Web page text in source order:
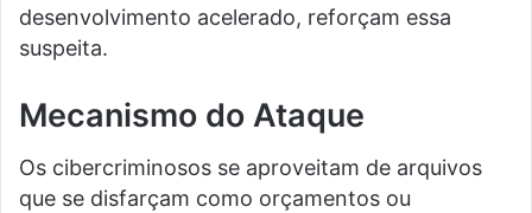
desenvolvimento acelerado, reforçam essa
suspeita.
Mecanismo do Ataque
Os cibercriminosos se aproveitam de arquivos
que se disfarçam como orçamentos ou